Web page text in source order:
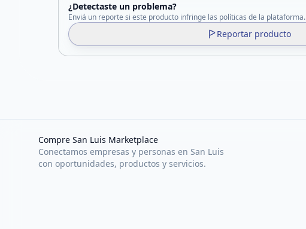
¿Detectaste un problema?
Enviá un reporte si este producto infringe las políticas de la plataforma.
Reportar producto
Compre San Luis Marketplace
Conectamos empresas y personas en San Luis
con oportunidades, productos y servicios.